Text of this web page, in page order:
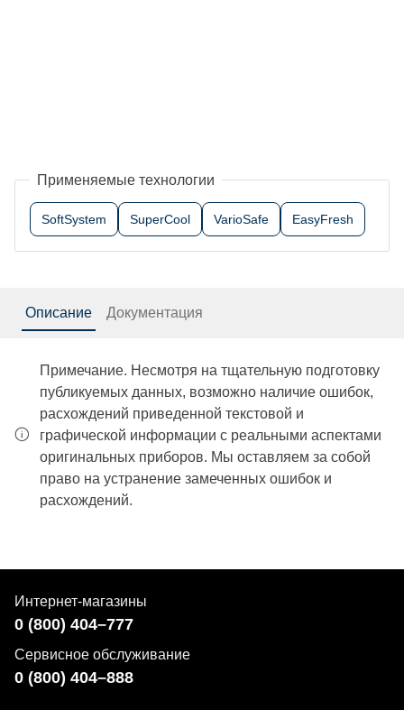
Применяемые технологии
SoftSystem SuperCool VarioSafe EasyFresh
Описание Документация
Примечание. Несмотря на тщательную подготовку
публикуемых данных, возможно наличие ошибок,
расхождений приведенной текстовой и
графической информации с реальными аспектами
оригинальных приборов. Мы оставляем за собой
право на устранение замеченных ошибок и
расхождений.
Интернет-магазины
0 (800) 404–777
Сервисное обслуживание
0 (800) 404–888